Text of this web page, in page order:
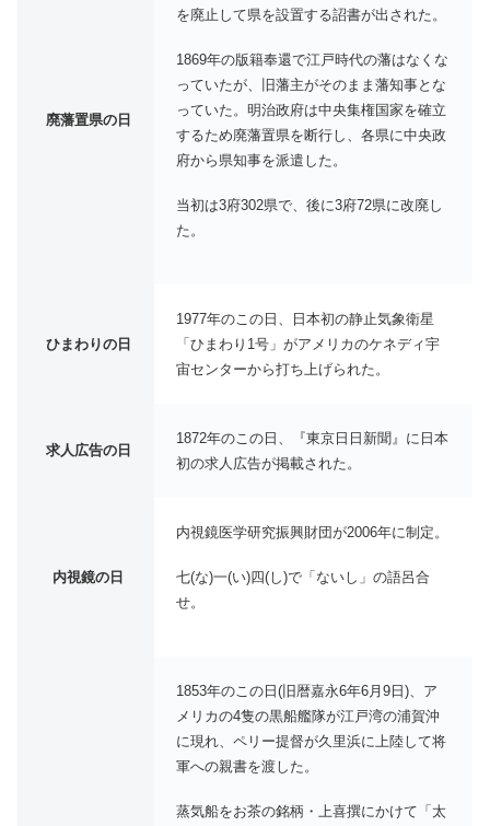
廃藩置県の日
を廃止して県を設置する詔書が出された。
1869年の版籍奉還で江戸時代の藩はなくな
っていたが、旧藩主がそのまま藩知事とな
っていた。明治政府は中央集権国家を確立
するため廃藩置県を断行し、各県に中央政
府から県知事を派遣した。
当初は3府302県で、後に3府72県に改廃し
た。
ひまわりの日
1977年のこの日、日本初の静止気象衛星
「ひまわり1号」がアメリカのケネディ宇
宙センターから打ち上げられた。
求人広告の日
1872年のこの日、『東京日日新聞』に日本
初の求人広告が掲載された。
内視鏡の日
内視鏡医学研究振興財団が2006年に制定。
七(な)一(い)四(し)で「ないし」の語呂合
せ。
1853年のこの日(旧暦嘉永6年6月9日)、ア
メリカの4隻の黒船艦隊が江戸湾の浦賀沖
に現れ、ペリー提督が久里浜に上陸して将
軍への親書を渡した。
蒸気船をお茶の銘柄・上喜撰にかけて
太